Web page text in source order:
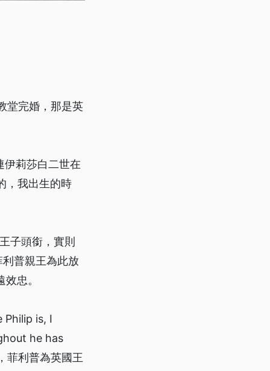
堂完婚，那是英
伊莉莎白二世在
，我出生的時
子頭銜，實則
普親王為此放
忠。
Philip is, I
he has
菲利普為英國王